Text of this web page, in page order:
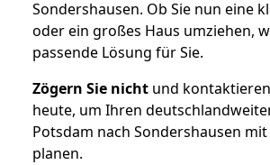
Sondershausen. Ob Sie nun eine
oder ein großes Haus umziehen,
passende Lösung für Sie.
Zögern Sie nicht und
heute, um Ihren
Potsdam nach Sondershausen
planen.